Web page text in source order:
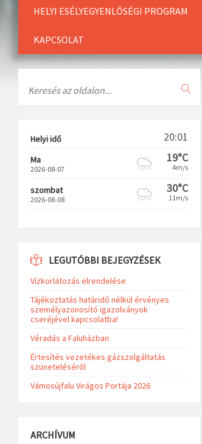
HELYI ESÉLYEGYENLŐSÉGI PROGRAM
KAPCSOLAT
Helyi idő 20:01
Ma
2026-08-07
19°C
4m/s
szombat
2026-08-08
30°C
11m/s
LEGUTÓBBI BEJEGYZÉSEK
Vízkorlátozás elrendelése
Tájékoztatás határidő nélkül érvényes
személyazonosító igazolványok
cseréjével kapcsolatba!
Véradás a Faluházban
Értesítés vezetékes gázszolgáltatás
szüneteléséről
Vámosújfalu Virágos Portája 2026
ARCHÍVUM